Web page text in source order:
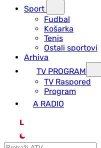
Sport
Fudbal
Košarka
Tenis
Ostali sportovi
Arhiva
TV PROGRAM
ТV Raspored
Program
A RADIO
L